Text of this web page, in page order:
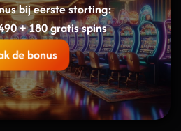
bij eerste storting:
+ 180 gratis spins
de bonus